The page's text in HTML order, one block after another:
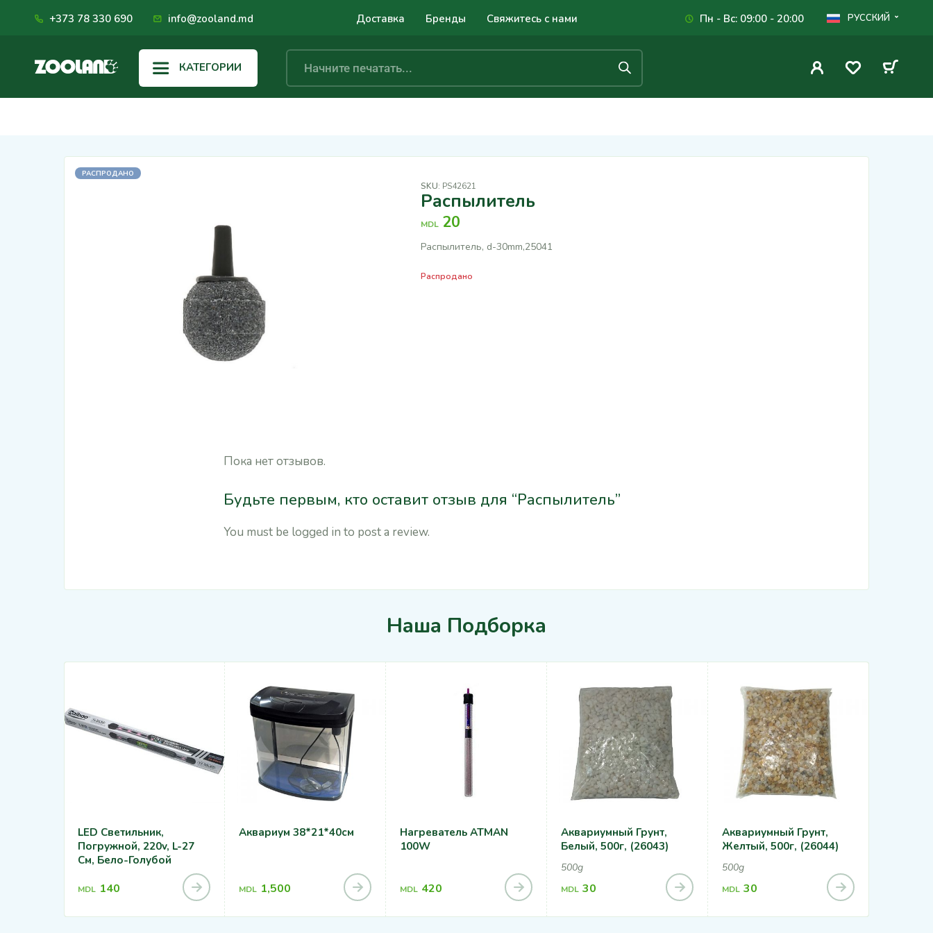
+373 78 330 690 info@zooland.md Доставка Бренды Свяжитесь с нами Пн - Вс: 09:00 - 20:00 РУССКИЙ
КАТЕГОРИИ
РАСПРОДАНО
SKU: PS42621
Распылитель
MDL 20
Распылитель, d-30mm,25041
Распродано
Пока нет отзывов.
Будьте первым, кто оставит отзыв для “Распылитель”
You must be logged in to post a review.
Наша Подборка
LED Светильник,
Погружной, 220v, L-27
См, Бело-Голубой
MDL 140
Аквариум 38*21*40см
MDL 1,500
Нагреватель ATMAN
100W
MDL 420
Аквариумный Грунт,
Белый, 500г, (26043)
500g
MDL 30
Аквариумный Грунт,
Желтый, 500г, (26044)
500g
MDL 30